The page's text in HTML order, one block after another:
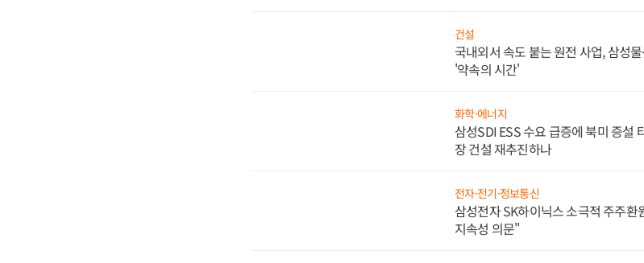
건설
국내외서 속도 붙는 원전 사업, 삼성
'약속의 시간'
화학·에너지
삼성SDI ESS 수요 급증에 북미 증설
장 건설 재추진하나
전자·전기·정보통신
삼성전자 SK하이닉스 소극적 주주
지속성 의문"